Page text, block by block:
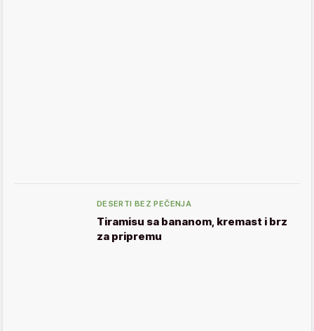
DESERTI BEZ PEČENJA
Tiramisu sa bananom, kremast i brz
za pripremu